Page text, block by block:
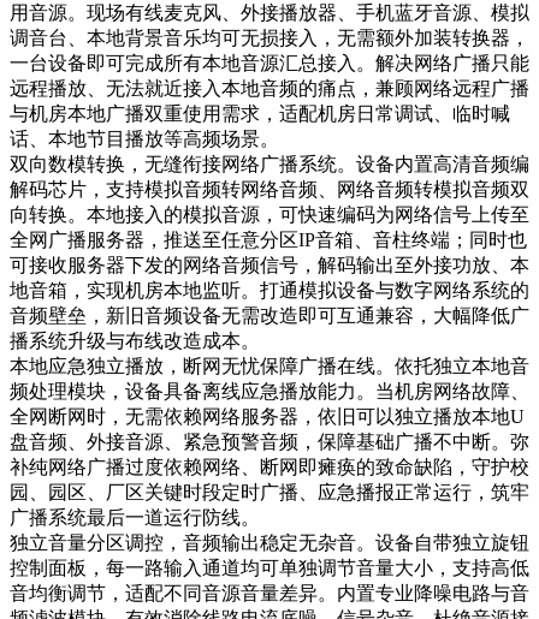
用音源。现场有线麦克风、外接播放器、手机蓝牙音源、模拟
调音台、本地背景音乐均可无损接入，无需额外加装转换器，
一台设备即可完成所有本地音源汇总接入。解决网络广播只能
远程播放、无法就近接入本地音频的痛点，兼顾网络远程广播
与机房本地广播双重使用需求，适配机房日常调试、临时喊
话、本地节目播放等高频场景。
双向数模转换，无缝衔接网络广播系统。设备内置高清音频编
解码芯片，支持模拟音频转网络音频、网络音频转模拟音频双
向转换。本地接入的模拟音源，可快速编码为网络信号上传至
全网广播服务器，推送至任意分区IP音箱、音柱终端；同时也
可接收服务器下发的网络音频信号，解码输出至外接功放、本
地音箱，实现机房本地监听。打通模拟设备与数字网络系统的
音频壁垒，新旧音频设备无需改造即可互通兼容，大幅降低广
播系统升级与布线改造成本。
本地应急独立播放，断网无忧保障广播在线。依托独立本地音
频处理模块，设备具备离线应急播放能力。当机房网络故障、
全网断网时，无需依赖网络服务器，依旧可以独立播放本地U
盘音频、外接音源、紧急预警音频，保障基础广播不中断。弥
补纯网络广播过度依赖网络、断网即瘫痪的致命缺陷，守护校
园、园区、厂区关键时段定时广播、应急播报正常运行，筑牢
广播系统最后一道运行防线。
独立音量分区调控，音频输出稳定无杂音。设备自带独立旋钮
控制面板，每一路输入通道均可单独调节音量大小，支持高低
音均衡调节，适配不同音源音量差异。内置专业降噪电路与音